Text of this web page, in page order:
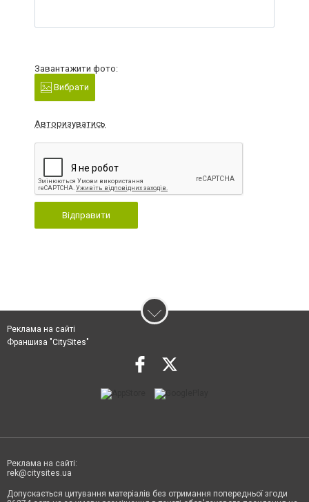
Завантажити фото:
Вибрати
Авторизуватись
Відправити
Реклама на сайті
Франшиза "CitySites"
Реклама на сайті:
rek@citysites.ua
Допускається цитування матеріалів без отримання попередньої згоди